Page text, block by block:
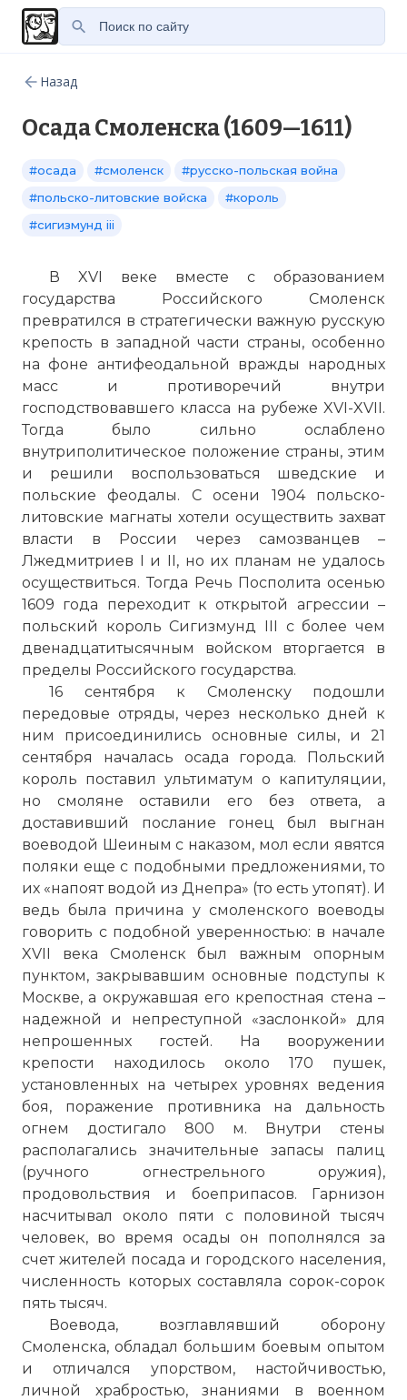
Назад
Осада Смоленска (1609—1611)
#осада #смоленск
#русско-польская война
#польско-литовские войска
#король
#сигизмунд iii
В XVI веке вместе с образованием
государства Российского Смоленск
превратился в стратегически важную русскую
крепость в западной части страны, особенно
на фоне антифеодальной вражды народных
масс и противоречий внутри
господствовавшего класса на рубеже XVI-XVII.
Тогда было сильно ослаблено
внутриполитическое положение страны, этим
и решили воспользоваться шведские и
польские феодалы. С осени 1904 польско-
литовские магнаты хотели осуществить захват
власти в России через самозванцев –
Лжедмитриев I и II, но их планам не удалось
осуществиться. Тогда Речь Посполита осенью
1609 года переходит к открытой агрессии –
польский король Сигизмунд III с более чем
двенадцатитысячным войском вторгается в
пределы Российского государства.
16 сентября к Смоленску подошли
передовые отряды, через несколько дней к
ним присоединились основные силы, и 21
сентября началась осада города. Польский
король поставил ультиматум о капитуляции,
но смоляне оставили его без ответа, а
доставивший послание гонец был выгнан
воеводой Шеиным с наказом, мол если явятся
поляки еще с подобными предложениями, то
их «напоят водой из Днепра» (то есть утопят). И
ведь была причина у смоленского воеводы
говорить с подобной уверенностью: в начале
XVII века Смоленск был важным опорным
пунктом, закрывавшим основные подступы к
Москве, а окружавшая его крепостная стена –
надежной и непреступной «заслонкой» для
непрошенных гостей. На вооружении
крепости находилось около 170 пушек,
установленных на четырех уровнях ведения
боя, поражение противника на дальность
огнем достигало 800 м. Внутри стены
располагались значительные запасы палиц
(ручного огнестрельного оружия),
продовольствия и боеприпасов. Гарнизон
насчитывал около пяти с половиной тысяч
человек, во время осады он пополнялся за
счет жителей посада и городского населения,
численность которых составляла сорок-сорок
пять тысяч.
Воевода, возглавлявший оборону
Смоленска, обладал большим боевым опытом
и отличался упорством, настойчивостью,
личной храбростью, знаниями в военном